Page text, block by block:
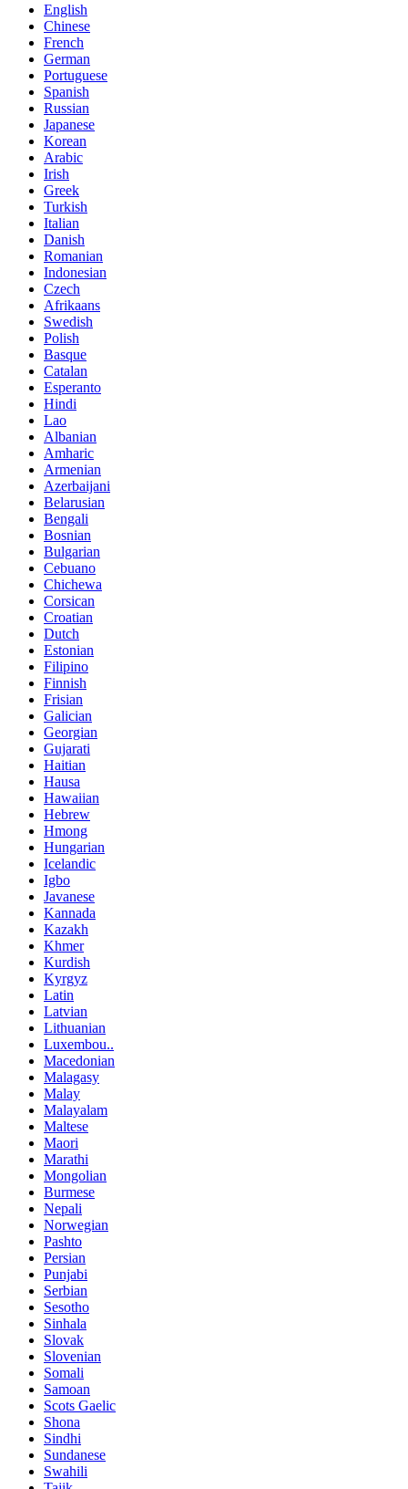
English
Chinese
French
German
Portuguese
Spanish
Russian
Japanese
Korean
Arabic
Irish
Greek
Turkish
Italian
Danish
Romanian
Indonesian
Czech
Afrikaans
Swedish
Polish
Basque
Catalan
Esperanto
Hindi
Lao
Albanian
Amharic
Armenian
Azerbaijani
Belarusian
Bengali
Bosnian
Bulgarian
Cebuano
Chichewa
Corsican
Croatian
Dutch
Estonian
Filipino
Finnish
Frisian
Galician
Georgian
Gujarati
Haitian
Hausa
Hawaiian
Hebrew
Hmong
Hungarian
Icelandic
Igbo
Javanese
Kannada
Kazakh
Khmer
Kurdish
Kyrgyz
Latin
Latvian
Lithuanian
Luxembou..
Macedonian
Malagasy
Malay
Malayalam
Maltese
Maori
Marathi
Mongolian
Burmese
Nepali
Norwegian
Pashto
Persian
Punjabi
Serbian
Sesotho
Sinhala
Slovak
Slovenian
Somali
Samoan
Scots Gaelic
Shona
Sindhi
Sundanese
Swahili